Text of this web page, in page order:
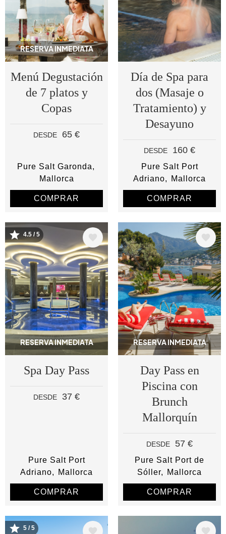
RESERVA INMEDIATA
Menú Degustación
de 7 platos y
Copas
DESDE 65 €
Pure Salt Garonda
Mallorca
COMPRAR
Día de Spa para
dos (Masaje o
Tratamiento) y
Desayuno
DESDE 160 €
Pure Salt Port
Adriano
Mallorca
COMPRAR
RESERVA INMEDIATA
Image
4.5 / 5
Spa Day Pass
DESDE 37 €
Pure Salt Port
Adriano
Mallorca
COMPRAR
RESERVA INMEDIATA
Image
Day Pass en
Piscina con
Brunch
Mallorquín
DESDE 57 €
Pure Salt Port de
Sóller
Mallorca
COMPRAR
5 / 5